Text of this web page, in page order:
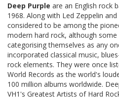
Deep Purple are an English rock
1968. Along with Led Zeppelin
considered to be among the
modern hard rock, although
categorising themselves as any
incorporated classical music,
rock elements. They were once
World Records as the world's
100 million albums worldwide.
VH1's Greatest Artists of Hard